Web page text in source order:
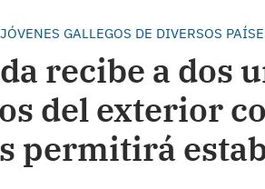
GALLEGOS DE DIVERSOS
recibe a dos
del exterior
permitirá